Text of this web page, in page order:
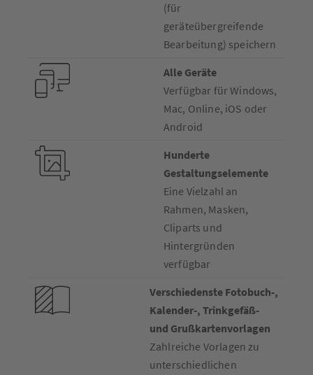
(für
geräteübergreifende
Bearbeitung) speichern
Alle Geräte
Verfügbar für Windows,
Mac, Online, iOS oder
Android
Hunderte
Gestaltungselemente
Eine Vielzahl an
Rahmen, Masken,
Cliparts und
Hintergründen
verfügbar
Verschiedenste Fotobuch-,
Kalender-, Trinkgefäß-
und Grußkartenvorlagen
Zahlreiche Vorlagen zu
unterschiedlichen